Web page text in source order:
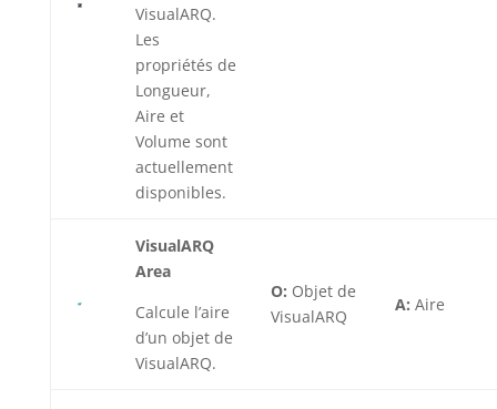
VisualARQ.
Les
propriétés de
Longueur,
Aire et
Volume sont
actuellement
disponibles.
VisualARQ
Area
Calcule l’aire
d’un objet de
VisualARQ.
O: Objet de
VisualARQ
A: Aire